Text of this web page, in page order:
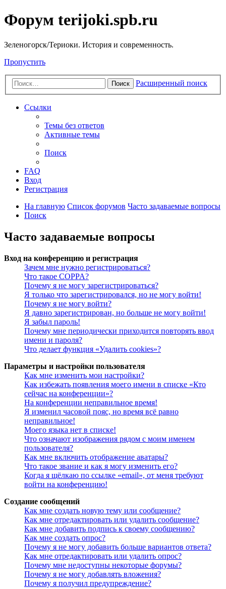
Форум terijoki.spb.ru
Зеленогорск/Териоки. История и современность.
Пропустить
Поиск Расширенный поиск
Ссылки
Темы без ответов
Активные темы
Поиск
FAQ
Вход
Регистрация
На главную Список форумов Часто задаваемые вопросы
Поиск
Часто задаваемые вопросы
Вход на конференцию и регистрация
Зачем мне нужно регистрироваться?
Что такое COPPA?
Почему я не могу зарегистрироваться?
Я только что зарегистрировался, но не могу войти!
Почему я не могу войти?
Я давно зарегистрирован, но больше не могу войти!
Я забыл пароль!
Почему мне периодически приходится повторять ввод
имени и пароля?
Что делает функция «Удалить cookies»?
Параметры и настройки пользователя
Как мне изменить мои настройки?
Как избежать появления моего имени в списке «Кто
сейчас на конференции»?
На конференции неправильное время!
Я изменил часовой пояс, но время всё равно
неправильное!
Моего языка нет в списке!
Что означают изображения рядом с моим именем
пользователя?
Как мне включить отображение аватары?
Что такое звание и как я могу изменить его?
Когда я щёлкаю по ссылке «email», от меня требуют
войти на конференцию!
Создание сообщений
Как мне создать новую тему или сообщение?
Как мне отредактировать или удалить сообщение?
Как мне добавить подпись к своему сообщению?
Как мне создать опрос?
Почему я не могу добавить больше вариантов ответа?
Как мне отредактировать или удалить опрос?
Почему мне недоступны некоторые форумы?
Почему я не могу добавлять вложения?
Почему я получил предупреждение?